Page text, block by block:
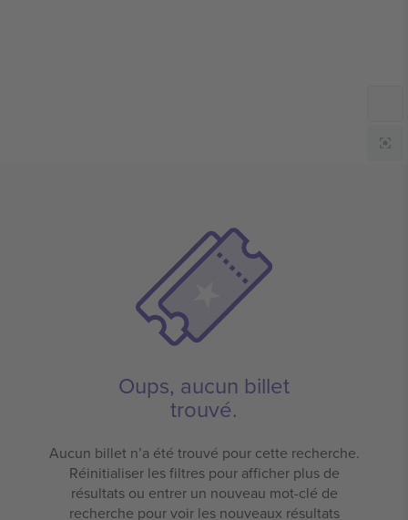
Oups, aucun billet
trouvé.
Aucun billet n’a été trouvé pour cette recherche.
Réinitialiser les filtres pour afficher plus de
résultats ou entrer un nouveau mot-clé de
recherche pour voir les nouveaux résultats